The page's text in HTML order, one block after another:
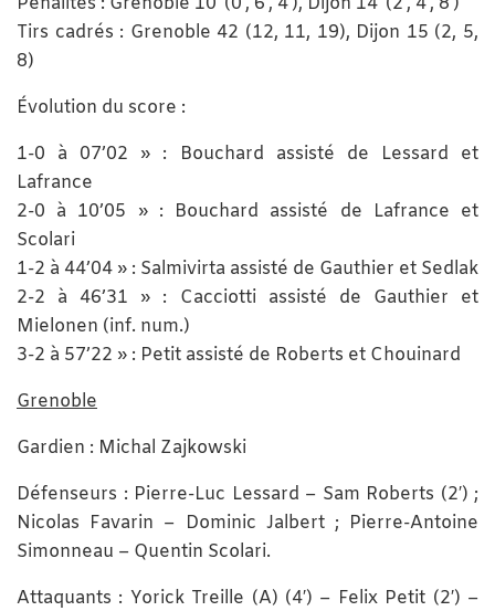
Tirs cadrés : Grenoble 42 (12, 11, 19), Dijon 15 (2, 5,
8)
Évolution du score :
1-0 à 07’02 » : Bouchard assisté de Lessard et
Lafrance
2-0 à 10’05 » : Bouchard assisté de Lafrance et
Scolari
1-2 à 44’04 » : Salmivirta assisté de Gauthier et Sedlak
2-2 à 46’31 » : Cacciotti assisté de Gauthier et
Mielonen (inf. num.)
3-2 à 57’22 » : Petit assisté de Roberts et Chouinard
Grenoble
Gardien : Michal Zajkowski
Défenseurs : Pierre-Luc Lessard – Sam Roberts (2′) ;
Nicolas Favarin – Dominic Jalbert ; Pierre-Antoine
Simonneau – Quentin Scolari.
Attaquants : Yorick Treille (A) (4′) – Felix Petit (2′) –